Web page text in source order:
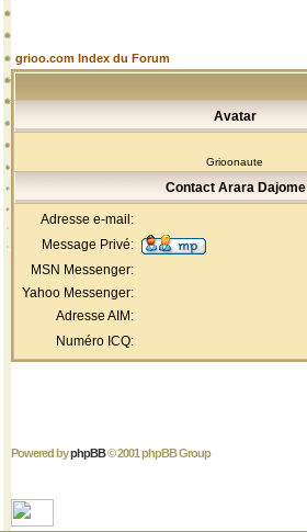
grioo.com Index du Forum
Avatar
Grioonaute
Contact Arara Dajome
Adresse e-mail:
Message Privé:
MSN Messenger:
Yahoo Messenger:
Adresse AIM:
Numéro ICQ:
Powered byphpBB© 2001 phpBB Group